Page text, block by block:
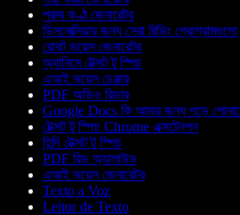
পুরুষ কণ্ঠ জেনারেটর
ডিসলেক্সিয়ার জন্য সেরা রিডিং প্রোগ্রামগুলো
রোবট ভয়েস জেনারেটর
অ্যানিমে টেক্সট টু স্পিচ
এআই ভয়েস চেঞ্জার
PDF অডিও রিডার
Google Docs কি আমার জন্য পড়ে
টেক্সট টু স্পিচ Chrome এক্সটেনশন
হিন্দি টেক্সট টু স্পিচ
PDF রিড অ্যালাউড
এআই ভয়েস জেনারেটর
Texto a Voz
Leitor de Texto